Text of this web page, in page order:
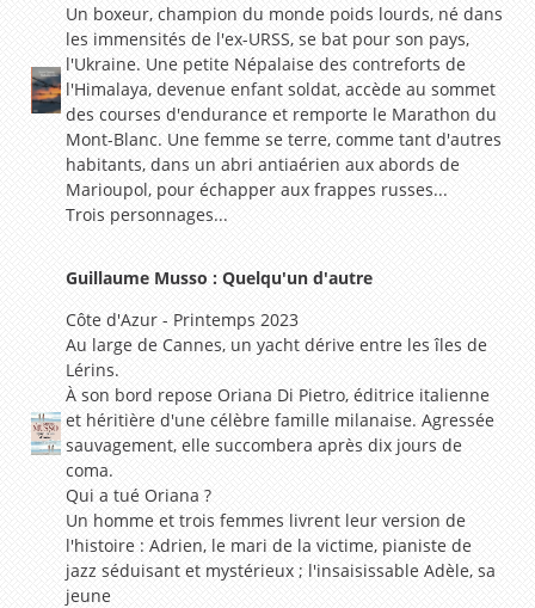
Un boxeur, champion du monde poids lourds, né dans
les immensités de l'ex-URSS, se bat pour son pays,
l'Ukraine. Une petite Népalaise des contreforts de
l'Himalaya, devenue enfant soldat, accède au sommet
des courses d'endurance et remporte le Marathon du
Mont-Blanc. Une femme se terre, comme tant d'autres
habitants, dans un abri antiaérien aux abords de
Marioupol, pour échapper aux frappes russes...
Trois personnages...
Guillaume Musso : Quelqu'un d'autre
Côte d'Azur - Printemps 2023
Au large de Cannes, un yacht dérive entre les îles de
Lérins.
À son bord repose Oriana Di Pietro, éditrice italienne
et héritière d'une célèbre famille milanaise. Agressée
sauvagement, elle succombera après dix jours de
coma.
Qui a tué Oriana ?
Un homme et trois femmes livrent leur version de
l'histoire : Adrien, le mari de la victime, pianiste de
jazz séduisant et mystérieux ; l'insaisissable Adèle, sa
jeune